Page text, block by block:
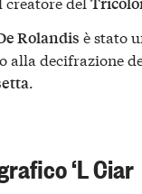
Rolandis è stato
alla decifrazione
‘L Ciar